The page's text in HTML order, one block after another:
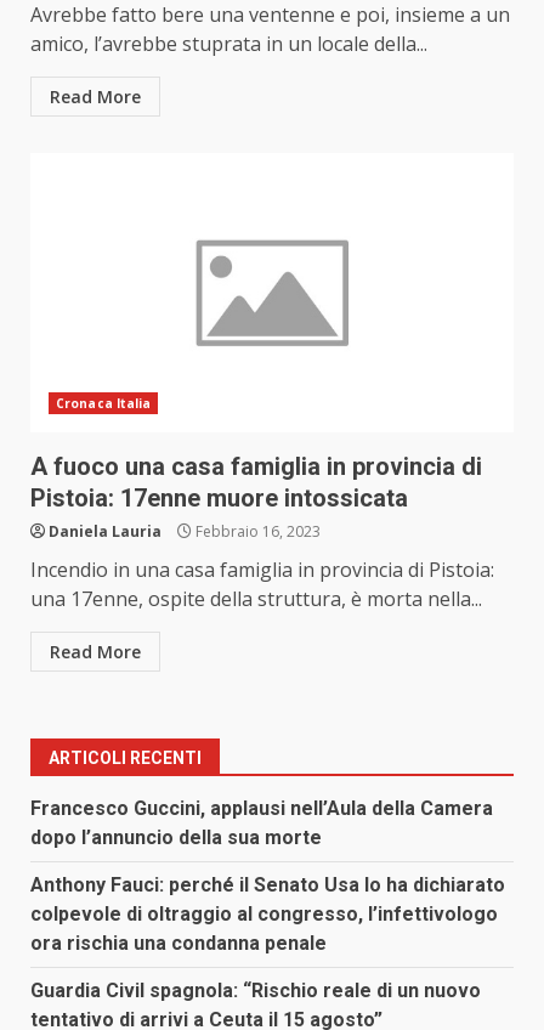
Avrebbe fatto bere una ventenne e poi, insieme a un
amico, l’avrebbe stuprata in un locale della...
Read More
Cronaca Italia
A fuoco una casa famiglia in provincia di
Pistoia: 17enne muore intossicata
Daniela Lauria Febbraio 16, 2023
Incendio in una casa famiglia in provincia di Pistoia:
una 17enne, ospite della struttura, è morta nella...
Read More
ARTICOLI RECENTI
Francesco Guccini, applausi nell’Aula della Camera
dopo l’annuncio della sua morte
Anthony Fauci: perché il Senato Usa lo ha dichiarato
colpevole di oltraggio al congresso, l’infettivologo
ora rischia una condanna penale
Guardia Civil spagnola: “Rischio reale di un nuovo
tentativo di arrivi a Ceuta il 15 agosto”